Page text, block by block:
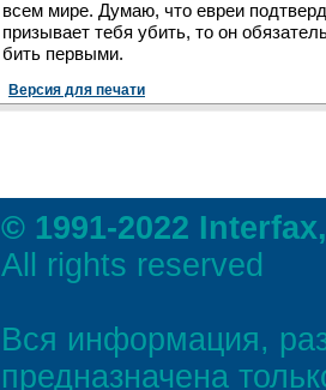
всем мире. Думаю, что евреи
призывает тебя убить, то он
бить первыми.
Версия для печати
© 1991-2022
All rights reserved
Вся информация,
предназначена